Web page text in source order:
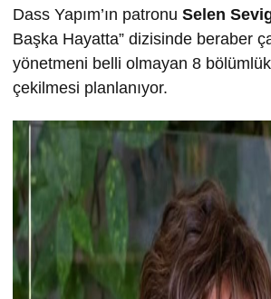
Dass Yapım’ın patronu Selen
Başka Hayatta” dizisinde beraber
yönetmeni belli olmayan 8
çekilmesi planlanıyor.